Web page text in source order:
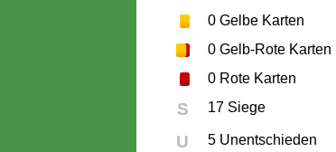
0 Gelbe Karten
0 Gelb-Rote Karten
0 Rote Karten
S 17 Siege
U 5 Unentschieden